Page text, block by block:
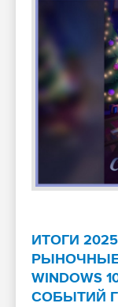
ИТОГИ
WINDOWS
СОБЫТИЙ